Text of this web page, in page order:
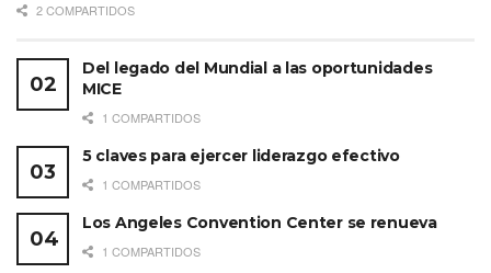
+ SERVICIOS
Mariachi
Música clásica
2 COMPARTIDOS
Del legado del Mundial a las oportunidades
MICE
1 COMPARTIDOS
5 claves para ejercer liderazgo efectivo
1 COMPARTIDOS
Los Angeles Convention Center se renueva
1 COMPARTIDOS